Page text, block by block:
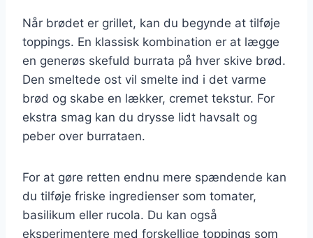
Når brødet er grillet, kan du begynde at tilføje
toppings. En klassisk kombination er at lægge
en generøs skefuld burrata på hver skive brød.
Den smeltede ost vil smelte ind i det varme
brød og skabe en lækker, cremet tekstur. For
ekstra smag kan du drysse lidt havsalt og
peber over burrataen.
For at gøre retten endnu mere spændende kan
du tilføje friske ingredienser som tomater,
basilikum eller rucola. Du kan også
eksperimentere med forskellige toppings som